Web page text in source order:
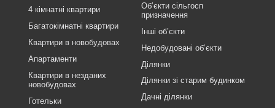
4 кімнатні квартири
Багатокімнатні квартири
Квартири в новобудовах
Апартаменти
Квартири в незданих
новобудовах
Готельки
Об’єкти сільгосп
призначення
Інші об’єкти
Недобудовані об’єкти
Ділянки
Ділянки зі старим будинком
Дачні ділянки